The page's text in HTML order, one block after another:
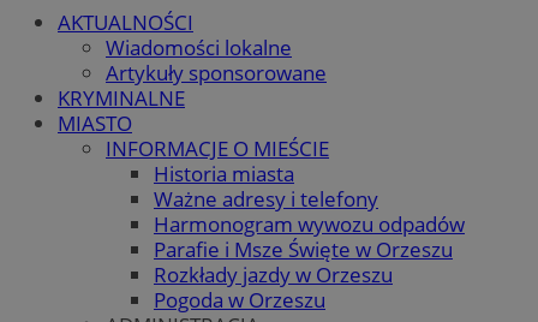
AKTUALNOŚCI
Wiadomości lokalne
Artykuły sponsorowane
KRYMINALNE
MIASTO
INFORMACJE O MIEŚCIE
Historia miasta
Ważne adresy i telefony
Harmonogram wywozu odpadów
Parafie i Msze Święte w Orzeszu
Rozkłady jazdy w Orzeszu
Pogoda w Orzeszu